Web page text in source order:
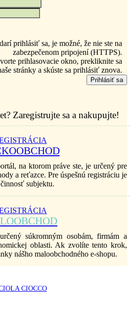
prihlásiť sa, je možné, že nie ste na
zabezpečenom pripojení (HTTPS).
prihlasovacie okno, prekliknite sa
stránky a skúste sa prihlásiť znova.
Prihlásiť sa
Zaregistrujte sa a nakupujte!
na ktorom práve ste, je určený pre
a reťazce. Pre úspešnú registráciu je
subjektu.
súkromným osobám, firmám a
oblasti. Ak zvolíte tento krok,
nášho maloobchodného e-shopu.
CIOCCO